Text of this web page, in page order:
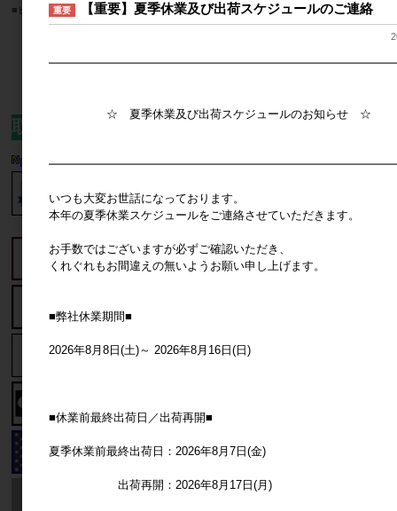
■ピズム■ シフォンレースハット
■ピズム■ コットンヘンプハット B7－
A
取扱いブランド一覧
重要 【重要】夏季休業及び出荷スケジュールのご連絡
☆ 夏季休業及び出荷スケジュールのお知らせ ☆
いつも大変お世話になっております。
本年の夏季休業スケジュールをご連絡させていただきます。
お手数ではございますが必ずご確認いただき、
くれぐれもお間違えの無いようお願い申し上げます。
■弊社休業期間■
2026年8月8日(土)～ 2026年8月16日(日)
■休業前最終出荷日／出荷再開■
夏季休業前最終出荷日：2026年8月7日(金)
出荷再開：2026年8月17日(月)